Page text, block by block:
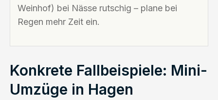
Weinhof) bei Nässe rutschig – plane bei
Regen mehr Zeit ein.
Konkrete Fallbeispiele: Mini-
Umzüge in Hagen